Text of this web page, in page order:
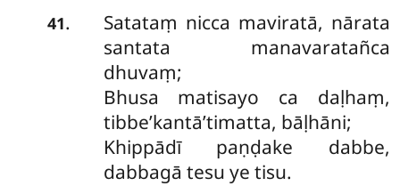
41.
Satataṃ nicca maviratā, nārata
santata manavaratañca
dhuvaṃ;
Bhusa matisayo ca daḷhaṃ,
tibbe’kantā’timatta, bāḷhāni;
Khippādī paṇḍake dabbe,
dabbagā tesu ye tisu.